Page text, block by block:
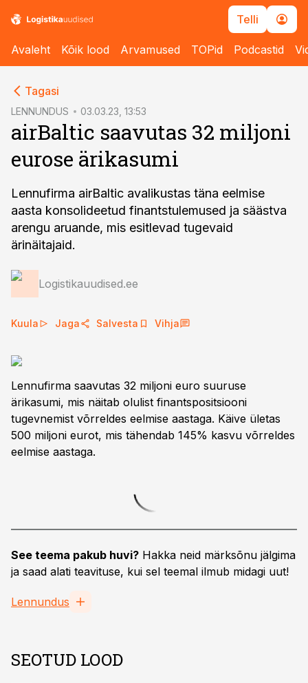
Telli
Avaleht Kõik lood Arvamused TOPid Podcastid
Tagasi
LENNUNDUS 03.03.23, 13:53
airBaltic saavutas 32 miljoni
eurose ärikasumi
Lennufirma airBaltic avalikustas täna eelmise
aasta konsolideetud finantstulemused ja säästva
arengu aruande, mis esitlevad tugevaid
ärinäitajaid.
Logistikauudised.ee
Kuula Jaga Salvesta Vihja
Lennufirma saavutas 32 miljoni euro suuruse
ärikasumi, mis näitab olulist finantspositsiooni
tugevnemist võrreldes eelmise aastaga. Käive ületas
500 miljoni eurot, mis tähendab 145% kasvu võrreldes
eelmise aastaga.
See teema pakub huvi? Hakka neid märksõnu jälgima
ja saad alati teavituse, kui sel teemal ilmub midagi uut!
Lennundus
SEOTUD LOOD